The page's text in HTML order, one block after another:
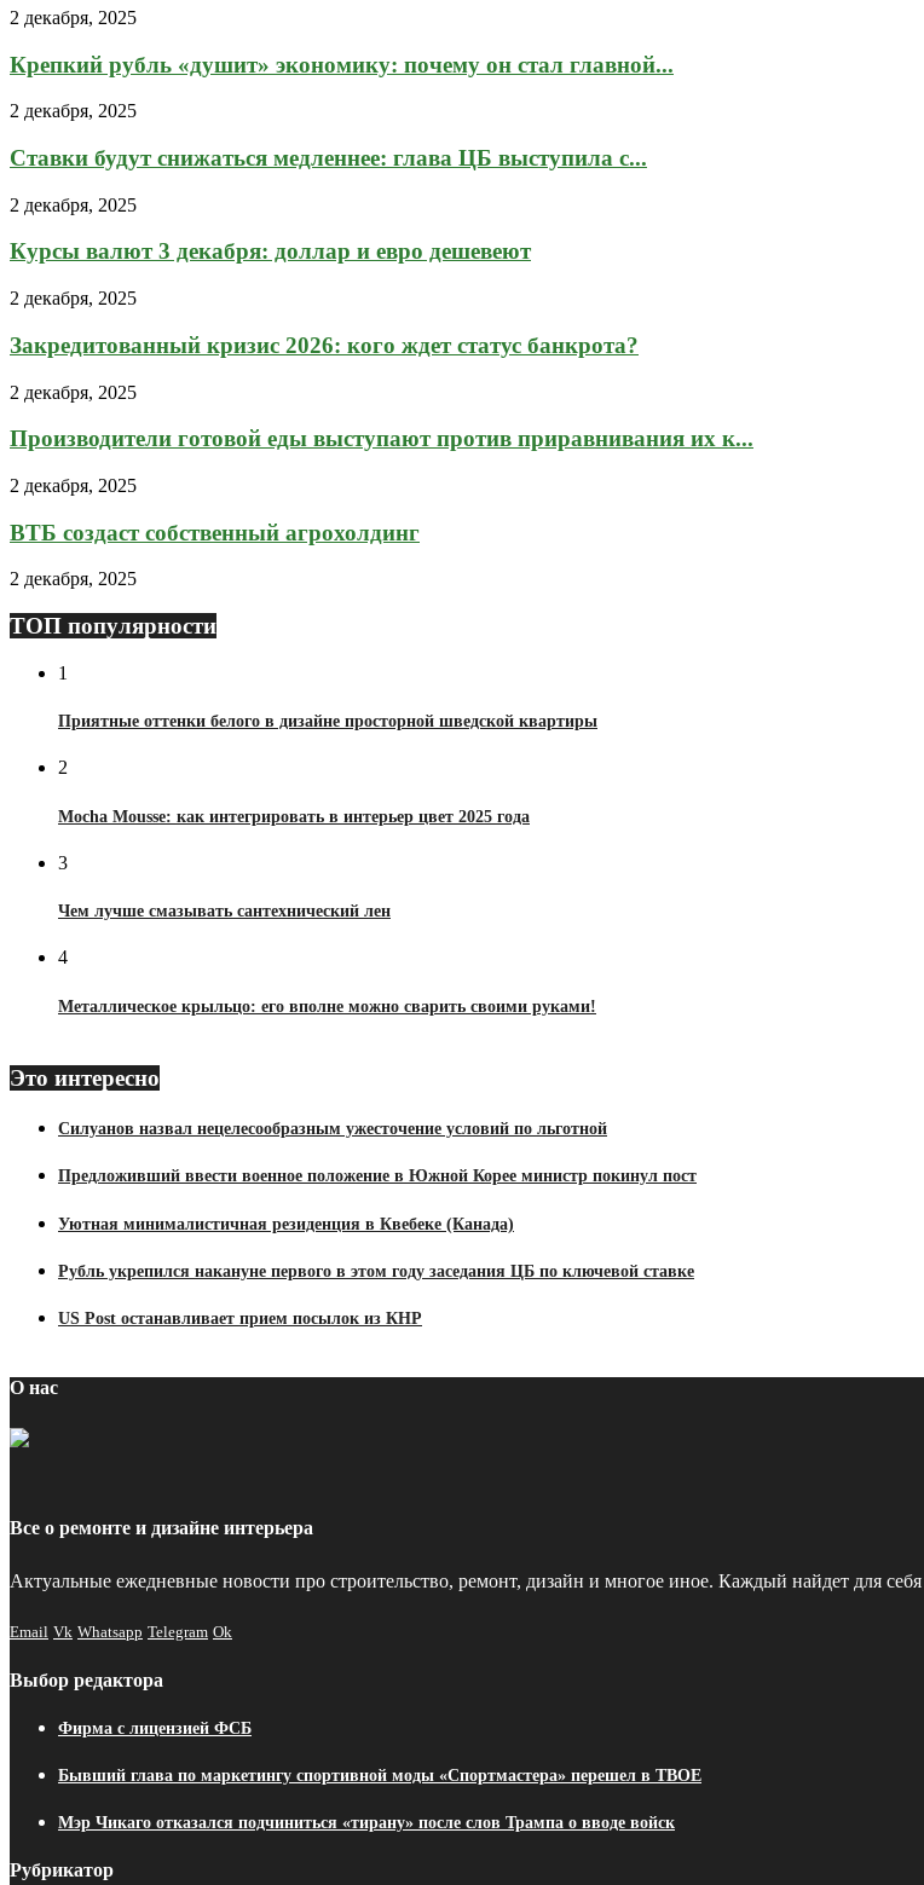
2 декабря, 2025
Крепкий рубль «душит» экономику: почему он стал главной...
2 декабря, 2025
Ставки будут снижаться медленнее: глава ЦБ выступила с...
2 декабря, 2025
Курсы валют 3 декабря: доллар и евро дешевеют
2 декабря, 2025
Закредитованный кризис 2026: кого ждет статус банкрота?
2 декабря, 2025
Производители готовой еды выступают против приравнивания их к...
2 декабря, 2025
ВТБ создаст собственный агрохолдинг
2 декабря, 2025
ТОП популярности
1
Приятные оттенки белого в дизайне просторной шведской квартиры
2
Mocha Mousse: как интегрировать в интерьер цвет 2025 года
3
Чем лучше смазывать сантехнический лен
4
Металлическое крыльцо: его вполне можно сварить своими руками!
Это интересно
Силуанов назвал нецелесообразным ужесточение условий по льготной
Предложивший ввести военное положение в Южной Корее министр покинул пост
Уютная минималистичная резиденция в Квебеке (Канада)
Рубль укрепился накануне первого в этом году заседания ЦБ по ключевой ставке
US Post останавливает прием посылок из КНР
О нас
Все о ремонте и дизайне интерьера
Актуальные ежедневные новости про строительство, ремонт, дизайн и многое иное. Каждый найдет для
Email Vk Whatsapp Telegram Ok
Выбор редактора
Фирма с лицензией ФСБ
Бывший глава по маркетингу спортивной моды «Спортмастера» перешел в ТВОЕ
Мэр Чикаго отказался подчиниться «тирану» после слов Трампа о вводе войск
Рубрикатор